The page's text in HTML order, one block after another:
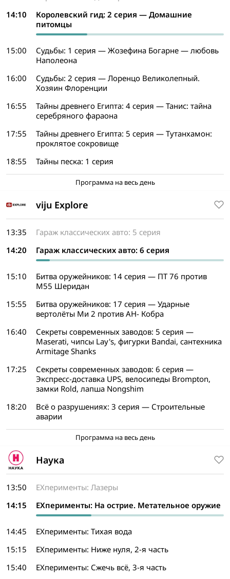
14:10
Королевский гид: 2 серия — Домашние
питомцы
15:00
Судьбы: 1 серия — Жозефина Богарне — любовь
Наполеона
16:00
Судьбы: 2 серия — Лоренцо Великолепный.
Хозяин Флоренции
16:55
Тайны древнего Египта: 4 серия — Танис: тайна
серебряного фараона
17:55
Тайны древнего Египта: 5 серия — Тутанхамон:
проклятое сокровище
18:55
Тайны песка: 1 серия
Программа на весь день
viju Explore
13:35
Гараж классических авто: 5 серия
14:20
Гараж классических авто: 6 серия
15:10
Битва оружейников: 14 серия — ПТ 76 против
М55 Шеридан
15:55
Битва оружейников: 17 серия — Ударные
вертолёты Ми 2 против АН- Кобра
16:40
Секреты современных заводов: 5 серия —
Maserati, чипсы Lay's, фигурки Bandai, сантехника
Armitage Shanks
17:25
Секреты современных заводов: 6 серия —
Экспресс-доставка UPS, велосипеды Brompton,
замки Rold, лапша Nongshim
18:20
Всё о разрушениях: 3 серия — Строительные
аварии
Программа на весь день
Наука
13:50
EXперименты: Лазеры
14:15
EXперименты: На острие. Метательное оружие
14:45
EXперименты: Тихая вода
15:15
EXперименты: Ниже нуля, 2-я часть
15:40
EXперименты: Сжечь всё, 3-я часть